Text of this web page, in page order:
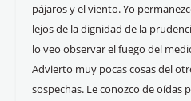
pájaros y el viento. Yo
lejos de la dignidad de la
lo veo observar el fuego del
Advierto muy pocas cosas del
sospechas. Le conozco de oídas